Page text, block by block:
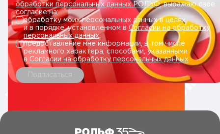
обработки персональных данных РОЛЬФ, выражаю свое
согласие на:
обработку моих персональных данных в целях
и в порядке, установленном в Согласии на обработку
персональных данных.
предоставление мне информации, в том числе
рекламного характера, способами, указанными
в Согласии на обработку персональных данных
Подписаться